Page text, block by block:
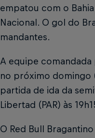
empatou com o
Nacional. O gol do
mandantes.
A equipe
no próximo domingo
partida de ida da
Libertad (PAR) às
O Red Bull